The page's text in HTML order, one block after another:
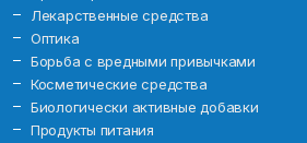
Лекарственные средства
Оптика
Борьба с вредными привычками
Косметические средства
Биологически активные добавки
Продукты питания